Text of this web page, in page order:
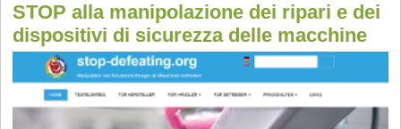
STOP alla manipolazione dei ripari e dei
dispositivi di sicurezza delle macchine